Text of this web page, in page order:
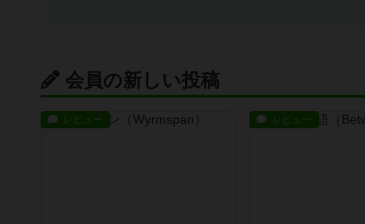
会員の新しい投稿
レビュー レビュー